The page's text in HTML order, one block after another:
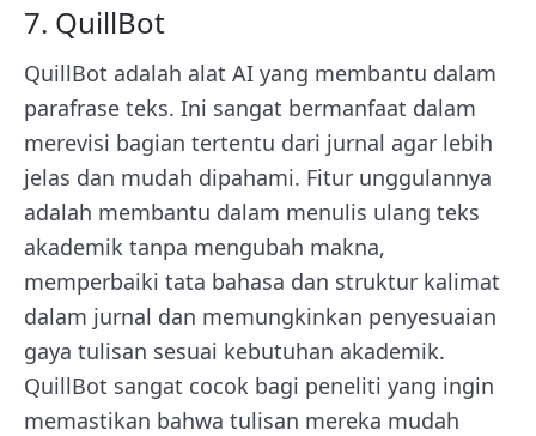
7. QuillBot
QuillBot adalah alat AI yang membantu dalam
parafrase teks. Ini sangat bermanfaat dalam
merevisi bagian tertentu dari jurnal agar lebih
jelas dan mudah dipahami. Fitur unggulannya
adalah membantu dalam menulis ulang teks
akademik tanpa mengubah makna,
memperbaiki tata bahasa dan struktur kalimat
dalam jurnal dan memungkinkan penyesuaian
gaya tulisan sesuai kebutuhan akademik.
QuillBot sangat cocok bagi peneliti yang ingin
memastikan bahwa tulisan mereka mudah